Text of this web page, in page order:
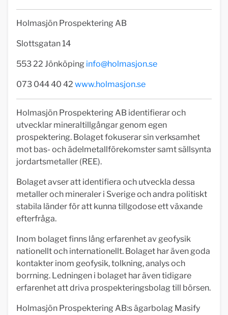
Holmasjön Prospektering AB
Slottsgatan 14
553 22 Jönköping info@holmasjon.se
073 044 40 42 www.holmasjon.se
Holmasjön Prospektering AB identifierar och
utvecklar mineraltillgångar genom egen
prospektering. Bolaget fokuserar sin verksamhet
mot bas- och ädelmetallförekomster samt sällsynta
jordartsmetaller (REE).
Bolaget avser att identifiera och utveckla dessa
metaller och mineraler i Sverige och andra politiskt
stabila länder för att kunna tillgodose ett växande
efterfråga.
Inom bolaget finns lång erfarenhet av geofysik
nationellt och internationellt. Bolaget har även goda
kontakter inom geofysik, tolkning, analys och
borrning. Ledningen i bolaget har även tidigare
erfarenhet att driva prospekteringsbolag till börsen.
Holmasjön Prospektering AB:s ägarbolag Masify